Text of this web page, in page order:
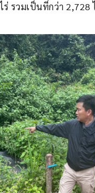
ร่ รวมเป็นที่กว่า 2,728